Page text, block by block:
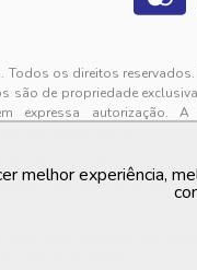
Todos os direitos
são de propriedade
expressa autorização.
0001-41 - Rua Lourival
(85) 9994-3149.
sujeitos a alteração sem
melhor experiência,